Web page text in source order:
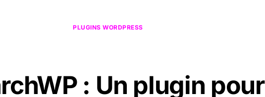
PLUGINS WORDPRESS
: Un plugin pour